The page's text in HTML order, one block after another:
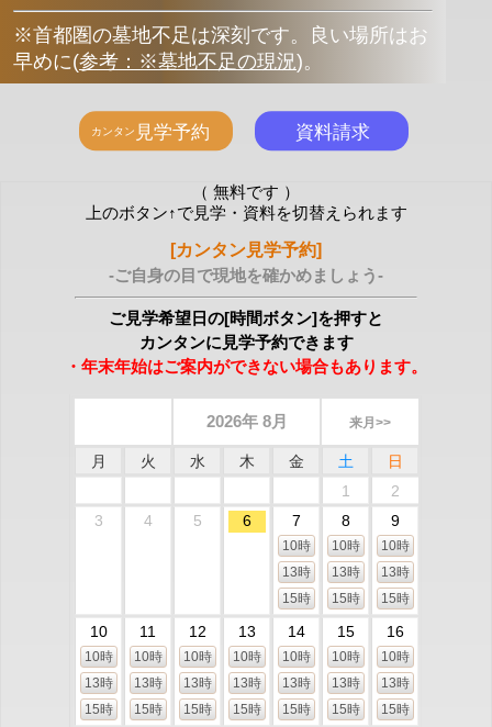
※首都圏の墓地不足は深刻です。良い場所はお
早めに(参考：※墓地不足の現況)。
（ 無料です ）
上のボタン↑で見学・資料を切替えられます
[カンタン見学予約]
-ご自身の目で現地を確かめましょう-
ご見学希望日の[時間ボタン]を押すと
カンタンに見学予約できます
・年末年始はご案内ができない場合もあります。
2026年 8月 来月>>
月 火 水 木 金 土
日
1
2
3
4 5 6 7
10時
13時
15時
8
10時
13時
15時
9
10時
13時
15時
10
10時
13時
15時
11
10時
13時
15時
12
10時
13時
15時
13
10時
13時
15時
14
10時
13時
15時
15
10時
13時
15時
16
10時
13時
15時